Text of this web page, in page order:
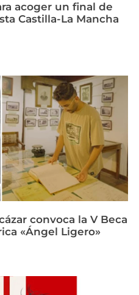
acoger un final de
Castilla-La Mancha
convoca la V Beca
«Ángel Ligero»